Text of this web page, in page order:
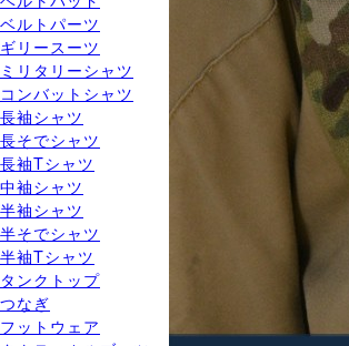
ベルトパーツ
ギリースーツ
ミリタリーシャツ
コンバットシャツ
長袖シャツ
長そでシャツ
長袖Tシャツ
中袖シャツ
半袖シャツ
半そでシャツ
半袖Tシャツ
タンクトップ
つなぎ
フットウェア